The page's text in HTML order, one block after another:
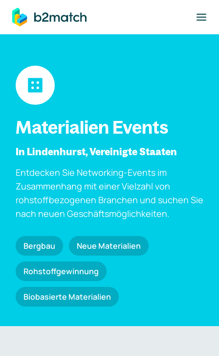
springen
Materialien Events
In Lindenhurst, Vereinigte Staaten
Entdecken Sie Networking-Events im
Zusammenhang mit einer Vielzahl von
rohstoffbezogenen Branchen und suchen Sie
nach neuen Geschäftsmöglichkeiten.
Bergbau Neue Materialien
Rohstoffgewinnung
Biobasierte Materialien